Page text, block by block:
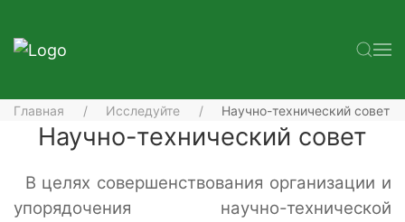
Главная Исследуйте Научно-технический совет
Научно-технический совет
В целях совершенствования организации и
упорядочения научно-технической